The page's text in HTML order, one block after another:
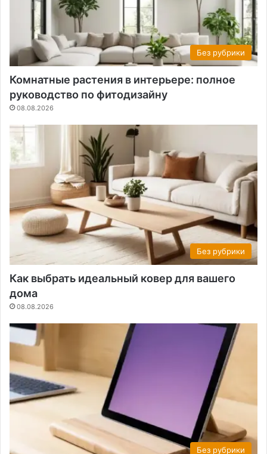
Без рубрики
Комнатные растения в интерьере: полное
руководство по фитодизайну
08.08.2026
Без рубрики
Как выбрать идеальный ковер для вашего
дома
08.08.2026
Без рубрики